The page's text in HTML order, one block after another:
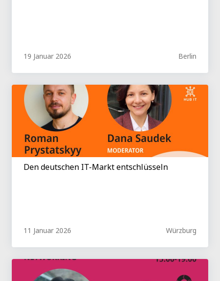
19 Januar 2026 Berlin
Den deutschen IT-Markt entschlüsseln
11 Januar 2026 Würzburg